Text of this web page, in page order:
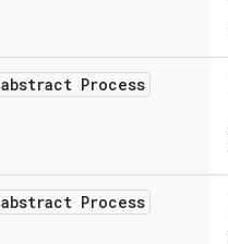
abstract Process
abstract Process